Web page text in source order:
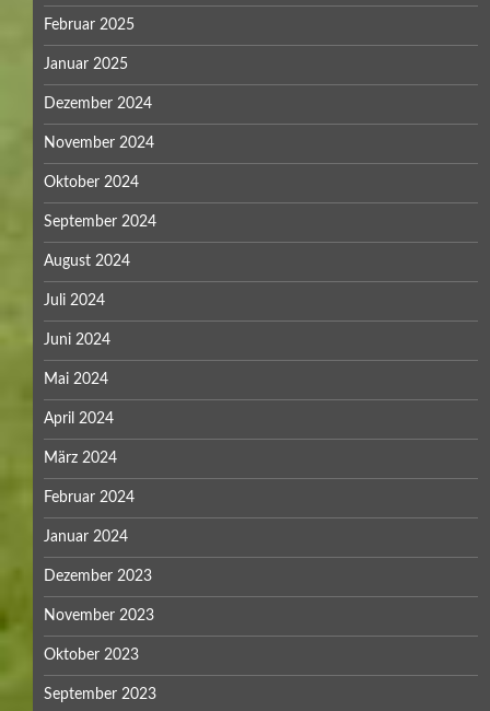
Februar 2025
Januar 2025
Dezember 2024
November 2024
Oktober 2024
September 2024
August 2024
Juli 2024
Juni 2024
Mai 2024
April 2024
März 2024
Februar 2024
Januar 2024
Dezember 2023
November 2023
Oktober 2023
September 2023